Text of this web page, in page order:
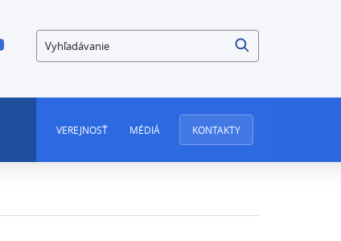
Vyhľadávanie
VEREJNOSŤ MÉDIÁ KONTAKTY